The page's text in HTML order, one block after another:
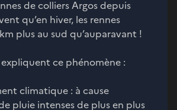
de colliers Argos depuis
qu’en hiver, les rennes
plus au sud qu’auparavant !
ce phénomène :
climatique : à cause
pluie intenses de plus en plus